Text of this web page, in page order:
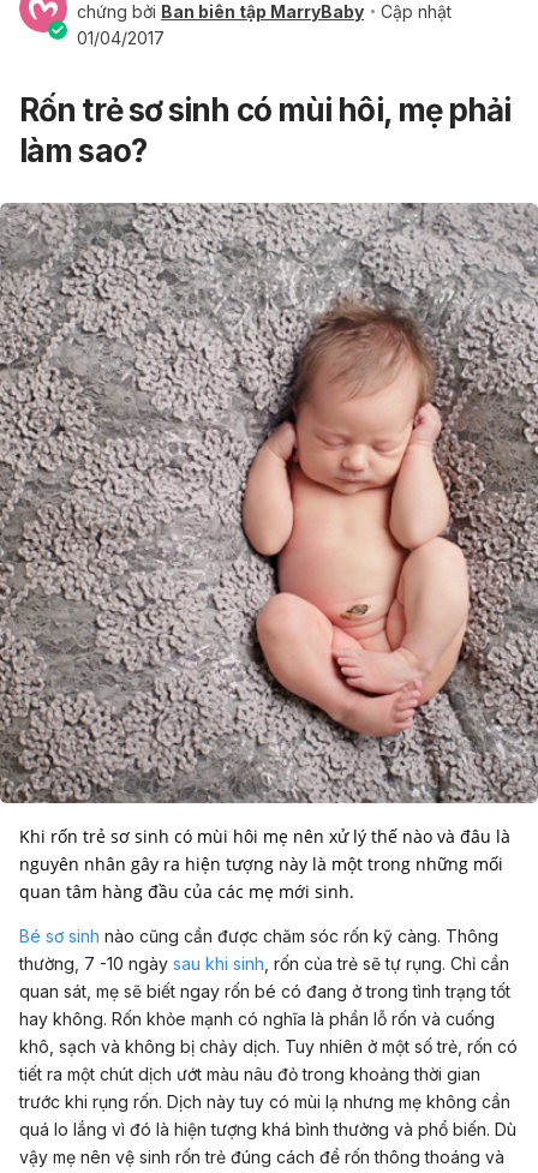
chứng bởi Ban biên tập MarryBaby
Cập nhật
01/04/2017
Rốn trẻ sơ sinh có mùi hôi, mẹ phải
làm sao?
Khi rốn trẻ sơ sinh có mùi hôi mẹ nên xử lý thế nào và đâu là
nguyên nhân gây ra hiện tượng này là một trong những mối
quan tâm hàng đầu của các mẹ mới sinh.
Bé sơ sinh nào cũng cần được chăm sóc rốn kỹ càng. Thông
thường, 7 -10 ngày sau khi sinh, rốn của trẻ sẽ tự rụng. Chỉ cần
quan sát, mẹ sẽ biết ngay rốn bé có đang ở trong tình trạng tốt
hay không. Rốn khỏe mạnh có nghĩa là phần lỗ rốn và cuống
khô, sạch và không bị chảy dịch. Tuy nhiên ở một số trẻ, rốn có
tiết ra một chút dịch ướt màu nâu đỏ trong khoảng thời gian
trước khi rụng rốn. Dịch này tuy có mùi lạ nhưng mẹ không cần
quá lo lắng vì đó là hiện tượng khá bình thưởng và phổ biến. Dù
vậy mẹ nên vệ sinh rốn trẻ đúng cách để rốn thông thoáng và